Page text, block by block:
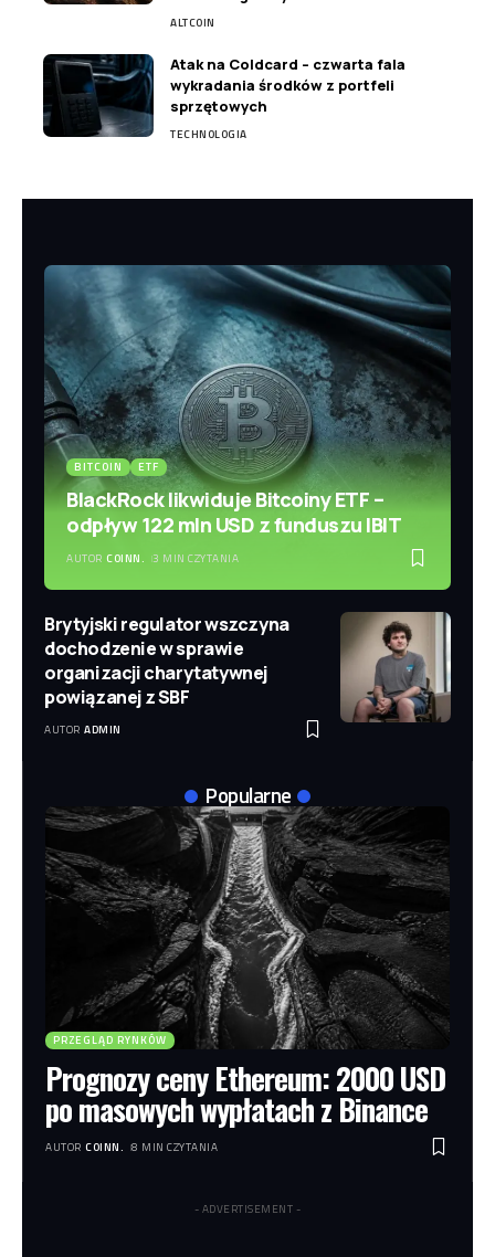
ALTCOIN
Atak na Coldcard – czwarta fala
wykradania środków z portfeli
sprzętowych
TECHNOLOGIA
BITCOIN ETF
BlackRock likwiduje Bitcoiny ETF –
odpływ 122 mln USD z funduszu IBIT
AUTOR COINN. 3 MIN CZYTANIA
Brytyjski regulator wszczyna
dochodzenie w sprawie
organizacji charytatywnej
powiązanej z SBF
AUTOR ADMIN
Popularne
PRZEGLĄD RYNKÓW
Prognozy ceny Ethereum: 2000 USD
po masowych wypłatach z Binance
AUTOR COINN. 8 MIN CZYTANIA
- ADVERTISEMENT -